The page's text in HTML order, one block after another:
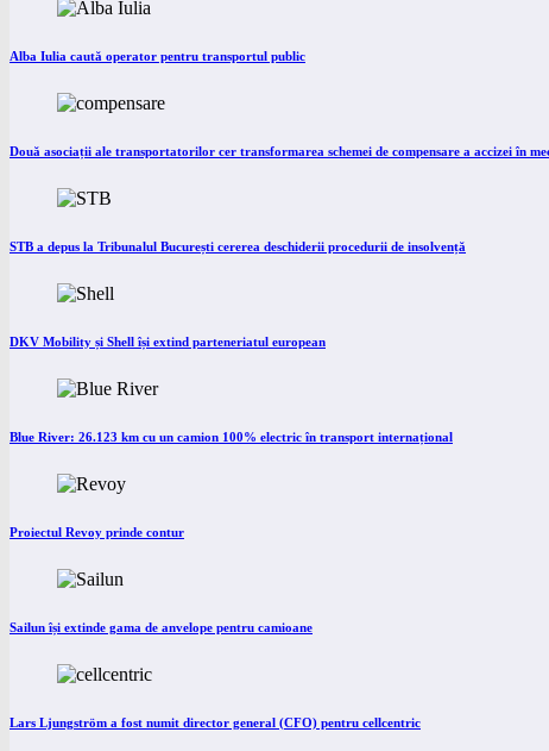
Alba Iulia caută operator pentru transportul public
Două asociații ale transportatorilor cer transformarea schemei de compensare a accizei în
STB a depus la Tribunalul București cererea deschiderii procedurii de insolvență
DKV Mobility și Shell își extind parteneriatul european
Blue River: 26.123 km cu un camion 100% electric în transport internațional
Proiectul Revoy prinde contur
Sailun își extinde gama de anvelope pentru camioane
Lars Ljungström a fost numit director general (CFO) pentru cellcentric